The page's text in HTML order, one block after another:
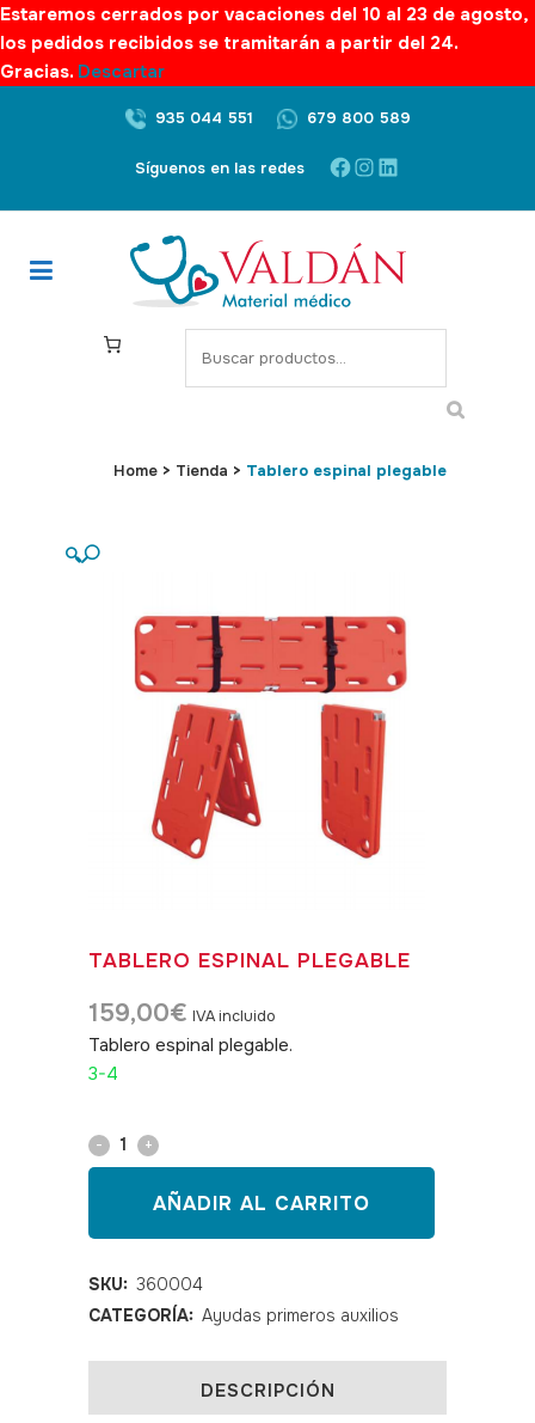
Estaremos cerrados por vacaciones del 10 al 23 de agosto,
los pedidos recibidos se tramitarán a partir del 24.
Gracias. Descartar
935 044 551 679 800 589
Síguenos en las redes Facebook
Instagram
LinkedIn
S
e
Home > Tienda > Tablero espinal plegable
🔍
TABLERO ESPINAL PLEGABLE
159,00€ IVA incluido
Tablero espinal plegable.
3-4
Tablero
plegable
quantity
AÑADIR AL CARRITO
SKU: 360004
CATEGORÍA: Ayudas primeros auxilios
DESCRIPCIÓN